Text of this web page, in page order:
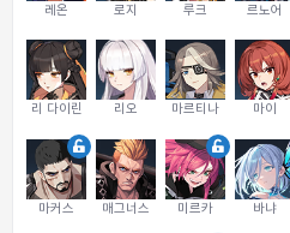
레온 로지 루크 르노어
리 다이린 리오 마르티나 마이
마커스 매그너스 미르카 바냐